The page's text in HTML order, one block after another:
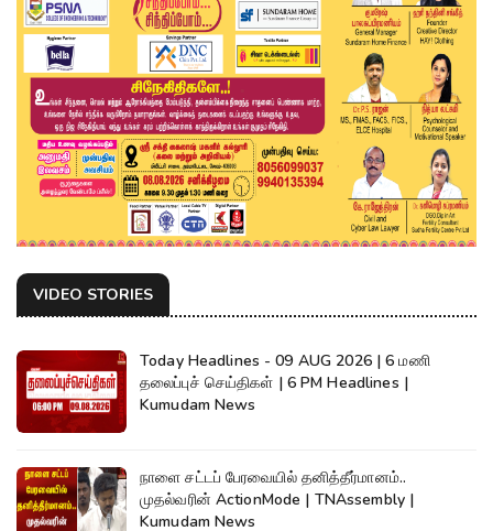
VIDEO STORIES
Today Headlines - 09 AUG 2026 | 6 மணி
தலைப்புச் செய்திகள் | 6 PM Headlines |
Kumudam News
நாளை சட்டப் பேரவையில் தனித்தீர்மானம்..
முதல்வரின் ActionMode | TNAssembly |
Kumudam News